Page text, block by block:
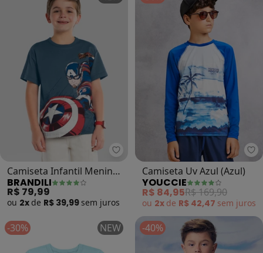
Brandili - Camiseta Infantil
Camiseta Infantil Menino
em Meia Malha (Azul)
BRANDILI
R$ 79,99
ou 2x de R$ 39,99 sem juros
Camiseta Uv Azul (Azul)
YOUCCIE
R$ 84,95R$ 169,90
ou 2x de R$ 42,47 sem juros
-30% NEW -40%